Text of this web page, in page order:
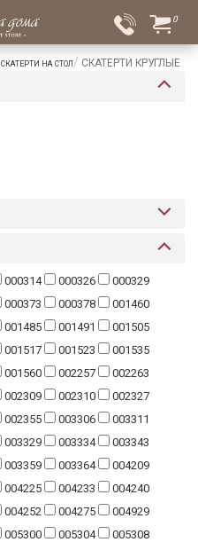
0
СКАТЕРТИ НА СТОЛ
СКАТЕРТИ КРУГЛЫЕ
000314 000326
000329
000373 000378
001460
001485 001491
001505
001517 001523
001535
001560 002257
002263
002309 002310
002327
002355 003306
003311
003329 003334
003343
003359 003364
004209
004225 004233
004240
004252 004275
004929
005300 005304
005308